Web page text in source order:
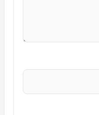
اطلاعات، تضمین‌کننده یک
می‌کند. پشتیبانی از
به مانیتورها، به شما این